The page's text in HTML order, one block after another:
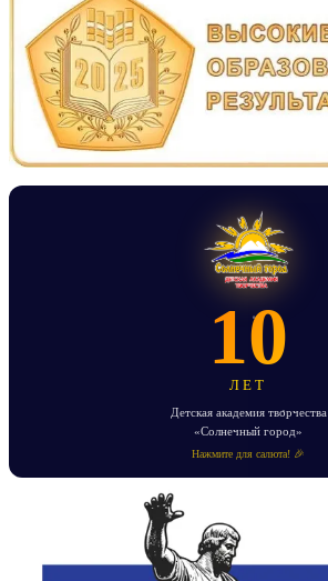
10
ЛЕТ
Детская академия творчества
«Солнечный город»
Нажмите для салюта! 🎉